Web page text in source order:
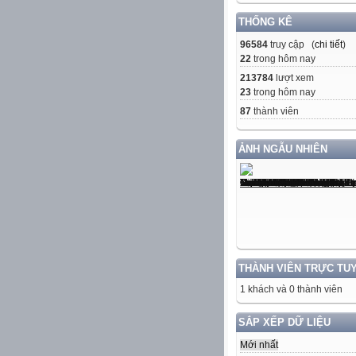
THỐNG KÊ
96584 truy cập (chi tiết)
22 trong hôm nay
213784 lượt xem
23 trong hôm nay
87 thành viên
ẢNH NGẪU NHIÊN
THÀNH VIÊN TRỰC
1 khách và 0 thành viên
SẮP XẾP DỮ LIỆU
Mới nhất